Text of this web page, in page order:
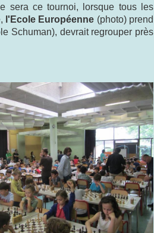
sera ce tournoi, lorsque tous les
l'Ecole Européenne (photo) prend
Schuman), devrait regrouper près